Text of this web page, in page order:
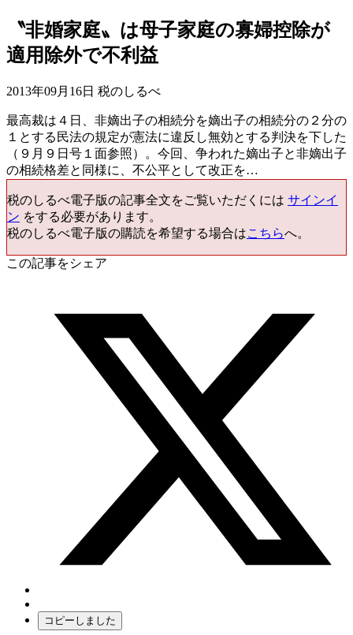
〝非婚家庭〟は母子家庭の寡婦控除が
適用除外で不利益
2013年09月16日 税のしるべ
最高裁は４日、非嫡出子の相続分を嫡出子の相続分の２分の
１とする民法の規定が憲法に違反し無効とする判決を下した
（９月９日号１面参照）。今回、争われた嫡出子と非嫡出子
の相続格差と同様に、不公平として改正を…
税のしるべ電子版の記事全文をご覧いただくには サインイ
ン をする必要があります。
税のしるべ電子版の購読を希望する場合はこちらへ。
この記事をシェア
コピーしました